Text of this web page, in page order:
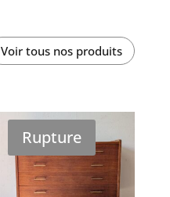
Voir tous nos produits
Rupture